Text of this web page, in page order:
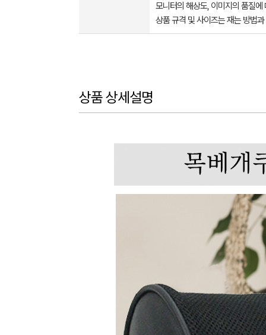
모니터의 해상도, 이미지의 품질
상품 규격 및 사이즈는 재는 방법
상품 상세설명